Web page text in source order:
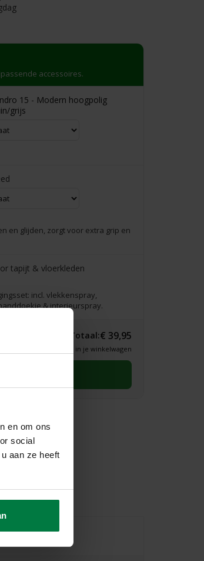
en om ons
social
aan ze heeft
accessoires.
15 - Modern hoogpolig
grijs
en glijden, zorgt voor extra grip en
tapijt & vloerkleden
incl. vlekkenspray,
& interieurspray.
Totaal:€ 39,95
* Definitieve prijs zie je in je winkelwagen
een maat